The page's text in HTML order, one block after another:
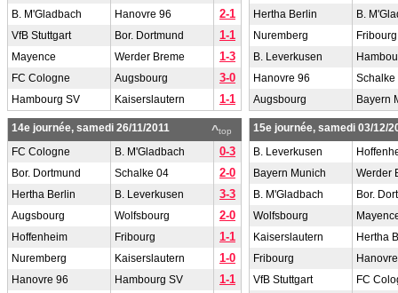
B. M'Gladbach Hanovre 96 2-1
VfB Stuttgart Bor. Dortmund 1-1
Mayence Werder Breme 1-3
FC Cologne Augsbourg 3-0
Hambourg SV Kaiserslautern 1-1
Hertha Berlin
B.
Nuremberg
Fribourg
B. Leverkusen
Hanovre 96
Schalke
Augsbourg
Bayern
^top
14e journée, samedi 26/11/2011
FC Cologne
B. M'Gladbach 0-3
Bor. Dortmund Schalke 04 2-0
Hertha Berlin B. Leverkusen 3-3
Augsbourg Wolfsbourg 2-0
Hoffenheim Fribourg 1-1
Nuremberg Kaiserslautern 1-0
Hanovre 96 Hambourg SV 1-1
15e journée, samedi 03/12/
B. Leverkusen
Bayern Munich
Werder
B. M'Gladbach
Bor.
Wolfsbourg
Kaiserslautern
Hertha
Fribourg
VfB Stuttgart
FC